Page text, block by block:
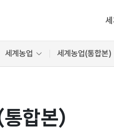
세계농업 세계농업(통합본)
합본)